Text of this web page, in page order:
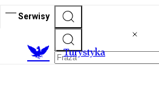
Serwisy
Turystyka